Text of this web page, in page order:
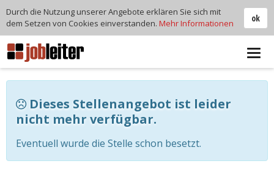
Dieses Stellenangebot ist leider
nicht mehr verfügbar.
Eventuell wurde die Stelle schon besetzt.
ok
Durch die Nutzung unserer Angebote erklären Sie sich mit
dem Setzen von Cookies einverstanden. Mehr Informationen